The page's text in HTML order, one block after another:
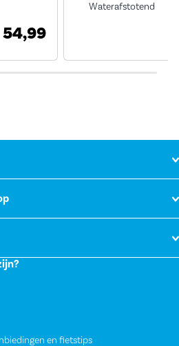
54,99
Waterafstotend
en fietstips